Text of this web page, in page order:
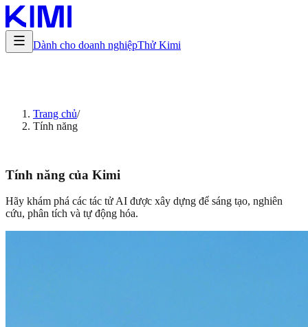
Dành cho doanh nghiệpThử Kimi
Trang chủ/
Tính năng
Tính năng của Kimi
Hãy khám phá các tác tử AI được xây dựng để sáng tạo, nghiên
cứu, phân tích và tự động hóa.